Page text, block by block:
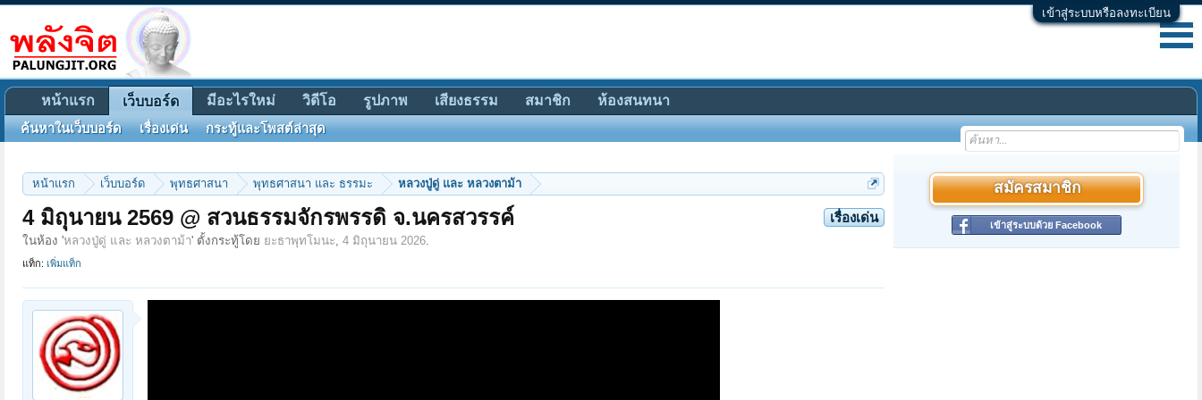
เข้าสู่ระบบหรือลงทะเบียน
หน้าแรก เว็บบอร์ด พุทธศาสนา พุทธศาสนา และ ธรรมะ หลวงปู่ดู่ และ หลวงตาม้า
เรื่องเด่น
4 มิถุนายน 2569 @ สวนธรรมจักรพรรดิ จ.นครสวรรค์
ในห้อง 'หลวงปู่ดู่ และ หลวงตาม้า' ตั้งกระทู้โดย ยะธาพุทโมนะ, 4 มิถุนายน 2026.
แท็ก: เพิ่มแท็ก
สมัครสมาชิก
เข้าสู่ระบบด้วย Facebook
หน้าแรก เว็บบอร์ด
ค้นหาในเว็บบอร์ด เรื่องเด่น กระทู้และโพสต์ล่าสุด
มีอะไรใหม่ วิดีโอ รูปภาพ เสียงธรรม สมาชิก ห้องสนทนา